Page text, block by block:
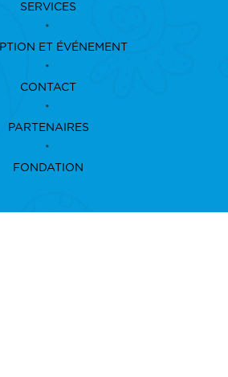
SERVICES
ET ÉVÉNEMENT
CONTACT
PARTENAIRES
FONDATION